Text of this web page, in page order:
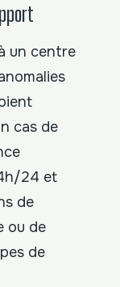
un centre
cas de
24 et
de
ou de
de